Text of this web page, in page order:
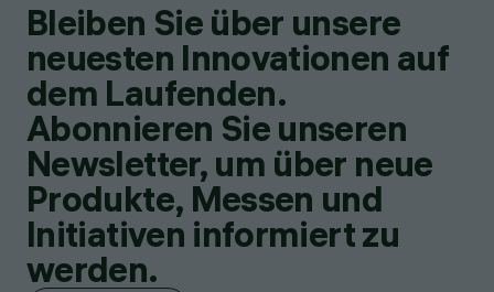
Bleiben Sie über unsere
neuesten Innovationen auf
dem Laufenden.
Abonnieren Sie unseren
Newsletter, um über neue
Produkte, Messen und
Initiativen informiert zu
werden.